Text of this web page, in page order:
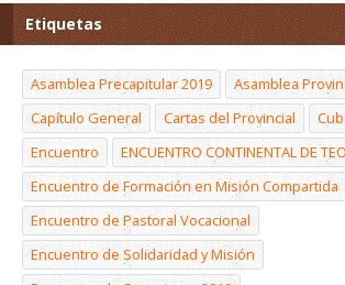
Etiquetas
Asamblea Precapitular 2019
Asamblea
Capítulo General
Cartas del Provincial
Encuentro
ENCUENTRO CONTINENTAL DE
Encuentro de Formación en Misión Compartida
Encuentro de Pastoral Vocacional
Encuentro de Solidaridad y Misión